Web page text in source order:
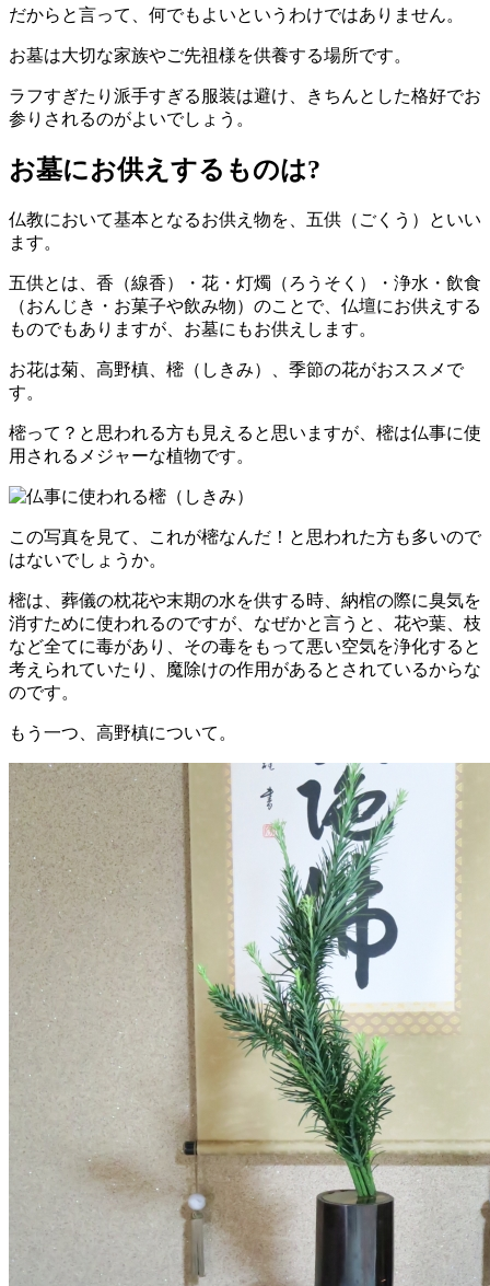
だからと言って、何でもよいというわけではありません。
お墓は大切な家族やご先祖様を供養する場所です。
ラフすぎたり派手すぎる服装は避け、きちんとした格好でお
参りされるのがよいでしょう。
お墓にお供えするものは?
仏教において基本となるお供え物を、五供（ごくう）といい
ます。
五供とは、香（線香）・花・灯燭（ろうそく）・浄水・飲食
（おんじき・お菓子や飲み物）のことで、仏壇にお供えする
ものでもありますが、お墓にもお供えします。
お花は菊、高野槙、樒（しきみ）、季節の花がおススメで
す。
樒って？と思われる方も見えると思いますが、樒は仏事に使
用されるメジャーな植物です。
この写真を見て、これが樒なんだ！と思われた方も多いので
はないでしょうか。
樒は、葬儀の枕花や末期の水を供する時、納棺の際に臭気を
消すために使われるのですが、なぜかと言うと、花や葉、枝
など全てに毒があり、その毒をもって悪い空気を浄化すると
考えられていたり、魔除けの作用があるとされているからな
のです。
もう一つ、高野槙について。